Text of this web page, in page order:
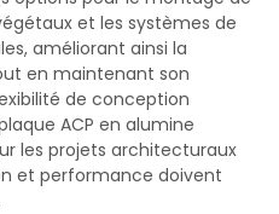
et les systèmes de
améliorant ainsi la
en maintenant son
de conception
ACP en alumine
les projets architecturaux
et performance doivent